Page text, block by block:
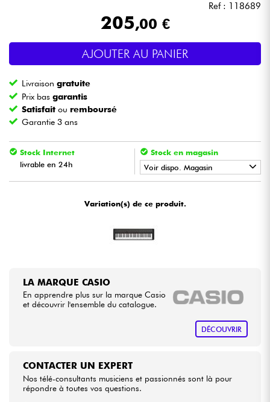
Eclairage
Vents
Eveil Musical
Câbles & Access.
Voir nos marques
Ref : 118689
205,00 €
AJOUTER AU PANIER
Livraisongratuite
Prix basgarantis
Satisfait ou remboursé
Garantie 3 ans
Stock Internet
livrable en 24h
Stock en magasin
Voir dispo. Magasin
Variation(s) de ce produit.
LA MARQUE CASIO
En apprendre plus sur la marque Casio
et découvrir l'ensemble du catalogue.
DÉCOUVRIR
CONTACTER UN EXPERT
Nos télé-consultants musiciens et passionnés sont là pour
répondre à toutes vos questions.